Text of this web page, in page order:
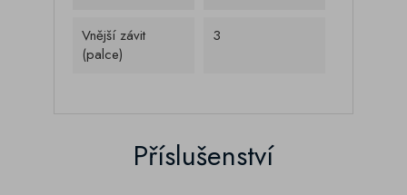
Vnější závit
(palce)
3
Příslušenství